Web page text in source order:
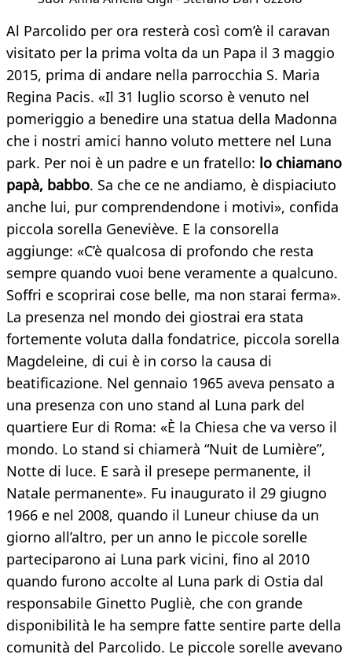
Al Parcolido per ora resterà così com’è il caravan
visitato per la prima volta da un Papa il 3 maggio
2015, prima di andare nella parrocchia S. Maria
Regina Pacis. «Il 31 luglio scorso è venuto nel
pomeriggio a benedire una statua della Madonna
che i nostri amici hanno voluto mettere nel Luna
park. Per noi è un padre e un fratello: lo chiamano
papà, babbo. Sa che ce ne andiamo, è dispiaciuto
anche lui, pur comprendendone i motivi», confida
piccola sorella Geneviève. E la consorella
aggiunge: «C’è qualcosa di profondo che resta
sempre quando vuoi bene veramente a qualcuno.
Soffri e scoprirai cose belle, ma non starai ferma».
La presenza nel mondo dei giostrai era stata
fortemente voluta dalla fondatrice, piccola sorella
Magdeleine, di cui è in corso la causa di
beatificazione. Nel gennaio 1965 aveva pensato a
una presenza con uno stand al Luna park del
quartiere Eur di Roma: «È la Chiesa che va verso il
mondo. Lo stand si chiamerà “Nuit de Lumière”,
Notte di luce. E sarà il presepe permanente, il
Natale permanente». Fu inaugurato il 29 giugno
1966 e nel 2008, quando il Luneur chiuse da un
giorno all’altro, per un anno le piccole sorelle
parteciparono ai Luna park vicini, fino al 2010
quando furono accolte al Luna park di Ostia dal
responsabile Ginetto Pugliè, che con grande
disponibilità le ha sempre fatte sentire parte della
comunità del Parcolido. Le piccole sorelle avevano